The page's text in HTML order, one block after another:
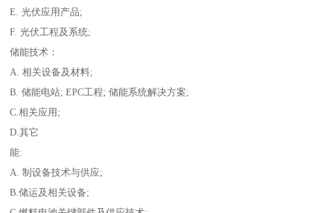
E. 光伏应用产品;
F. 光伏工程及系统;
储能技术：
A. 相关设备及材料;
B. 储能电站; EPC工程; 储能系统解决方案;
C.相关应用;
D.其它
能:
A. 制设备技术与供应;
B.储运及相关设备;